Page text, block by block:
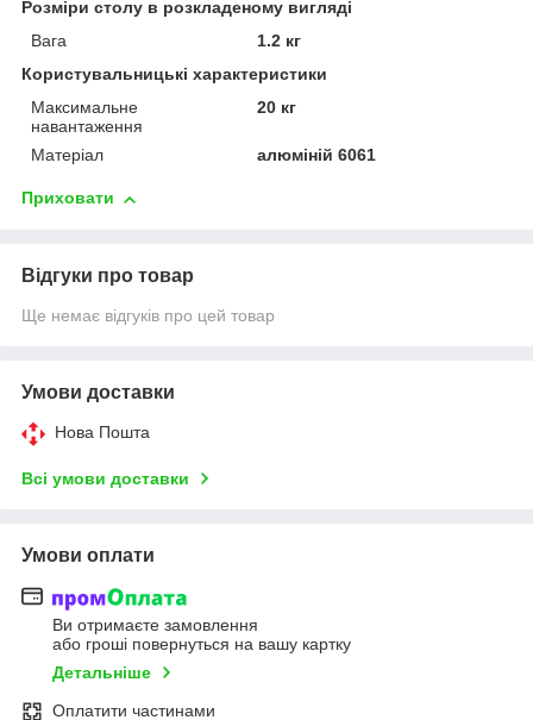
Розміри столу в розкладеному вигляді
Вага
1.2 кг
Користувальницькі характеристики
Максимальне
навантаження
20 кг
Матеріал алюміній 6061
Приховати
Відгуки про товар
Ще немає відгуків про цей товар
Умови доставки
Нова Пошта
Всі умови доставки
Умови оплати
Ви отримаєте замовлення
або гроші повернуться на вашу картку
Детальніше
Оплатити частинами